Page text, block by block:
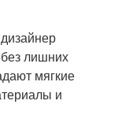
лишних
мягкие
и